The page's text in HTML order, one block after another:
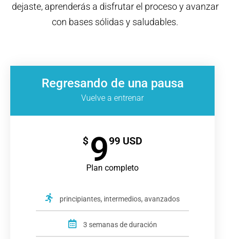
dejaste, aprenderás a disfrutar el proceso y avanzar
con bases sólidas y saludables.
Regresando de una pausa
Vuelve a entrenar
$ 999 USD
Plan completo
principiantes, intermedios, avanzados
3 semanas de duración